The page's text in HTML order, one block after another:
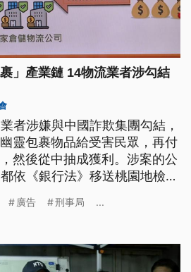
」產業鏈 14物流業者涉勾結
者涉嫌與中國詐欺集團勾結，
靈包裹物品給受害民眾，再付
然後從中抽成獲利。涉案的公
依《銀行法》移送桃園地檢署
廣告 刑事局 ...